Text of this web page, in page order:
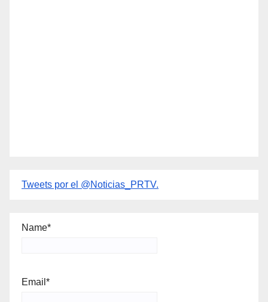
Tweets por el @Noticias_PRTV.
Name*
Email*